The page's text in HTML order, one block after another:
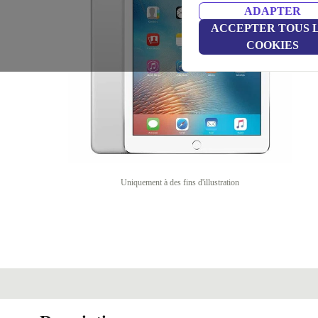
ADAPTER
ACCEPTER TOUS
COOKIES
Uniquement à des fins d'illustration